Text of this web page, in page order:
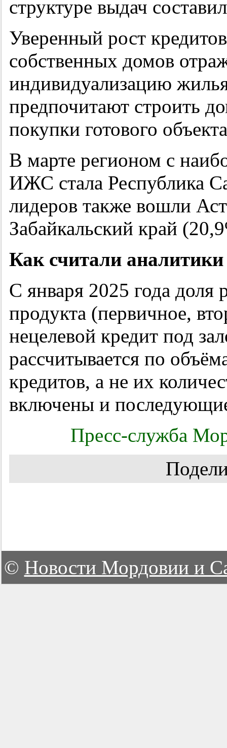
структуре выдач
Уверенный рост
собственных домов
индивидуализацию
предпочитают строить
покупки готового
В марте регионом с
ИЖС стала Республика
лидеров также вошли
Забайкальский край
Как считали аналитики
С января 2025 года доля
продукта (первичное,
нецелевой кредит под
рассчитывается по
кредитов, а не их
включены и
Пресс-служба
© Новости Мордовии и